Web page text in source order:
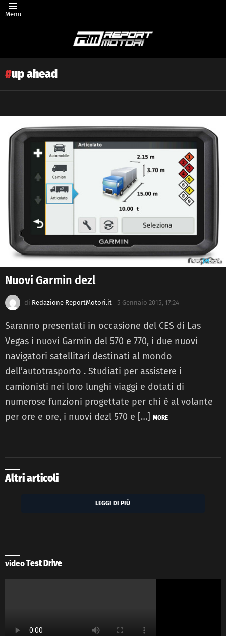
Menu
up ahead
Latest
story
Nuovi Garmin dezl
di Redazione ReportMotori.it 5 Gennaio 2015, 17:24
Saranno presentati in occasione del CES di Las
Vegas i nuovi Garmin del 570 e 770, i due nuovi
navigatori satellitari destinati al mondo
dell’autotrasporto . Studiati per assistere i
camionisti nei loro lunghi viaggi e dotati di
numerose funzioni progettate per chi è al volante
per ore e ore, i nuovi dezl 570 e […] MORE
Altri articoli
LEGGI DI PIÙ
videoTest Drive